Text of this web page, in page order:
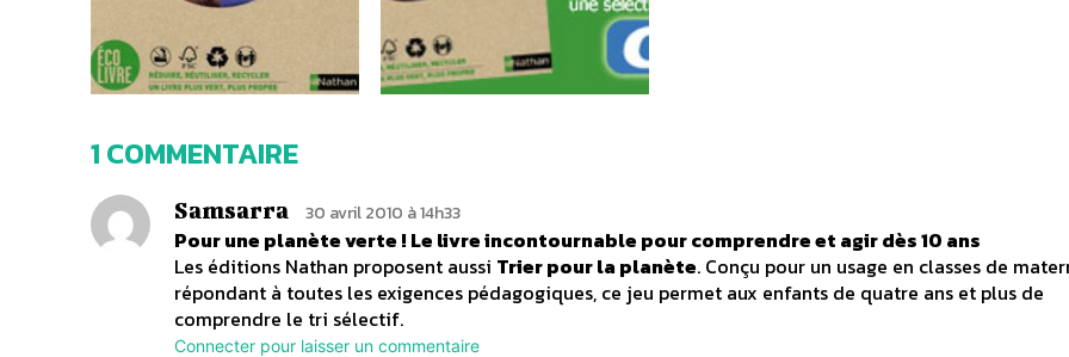
1 COMMENTAIRE
Samsarra 30 avril 2010 à 14h33
Pour une planète verte ! Le livre incontournable pour comprendre et agir dès 10 ans
Les éditions Nathan proposent aussi Trier pour la planète. Conçu pour un usage en classes de
répondant à toutes les exigences pédagogiques, ce jeu permet aux enfants de quatre ans et plus de
comprendre le tri sélectif.
Connecter pour laisser un commentaire